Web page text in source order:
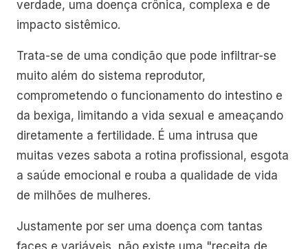
verdade, uma doença crônica, complexa e de
impacto sistêmico.
Trata-se de uma condição que pode infiltrar-se
muito além do sistema reprodutor,
comprometendo o funcionamento do intestino e
da bexiga, limitando a vida sexual e ameaçando
diretamente a fertilidade. É uma intrusa que
muitas vezes sabota a rotina profissional, esgota
a saúde emocional e rouba a qualidade de vida
de milhões de mulheres.
Justamente por ser uma doença com tantas
faces e variáveis, não existe uma "receita de